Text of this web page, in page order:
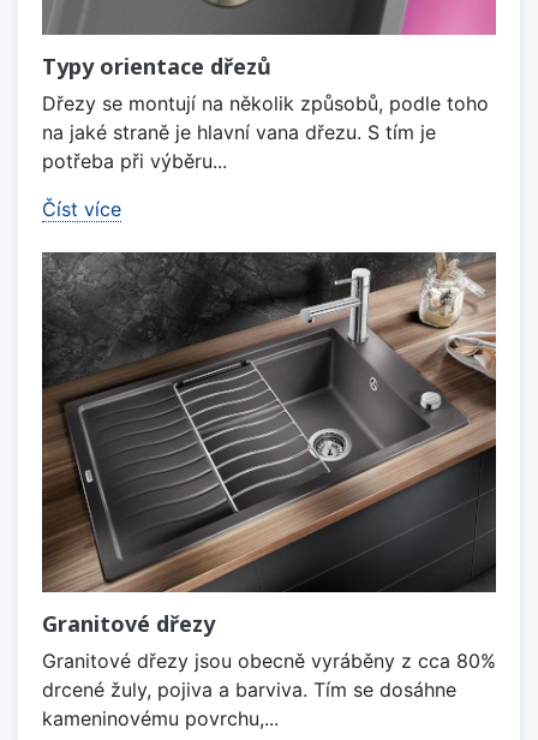
Typy orientace dřezů
Dřezy se montují na několik způsobů, podle toho
na jaké straně je hlavní vana dřezu. S tím je
potřeba při výběru...
Číst více
Granitové dřezy
Granitové dřezy jsou obecně vyráběny z cca 80%
drcené žuly, pojiva a barviva. Tím se dosáhne
kameninovému povrchu,...